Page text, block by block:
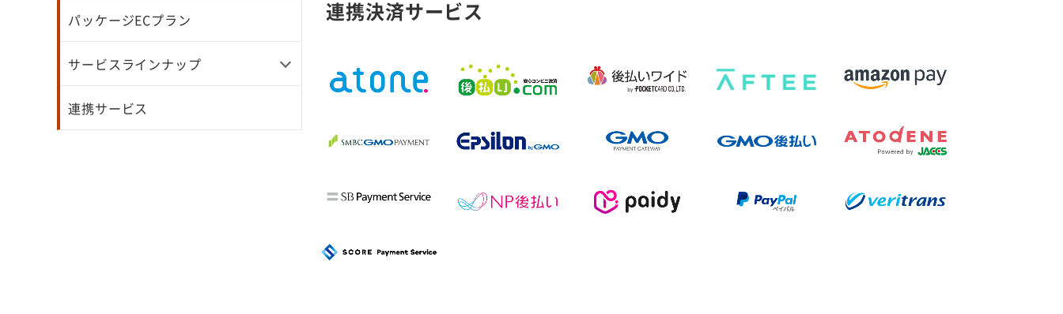
パッケージECプラン
サービスラインナップ
連携サービス
連携決済サービス